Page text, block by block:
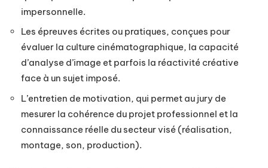
impersonnelle.
Les épreuves écrites ou pratiques, conçues pour
évaluer la culture cinématographique, la capacité
d’analyse d’image et parfois la réactivité créative
face à un sujet imposé.
L’entretien de motivation, qui permet au jury de
mesurer la cohérence du projet professionnel et la
connaissance réelle du secteur visé (réalisation,
montage, son, production).